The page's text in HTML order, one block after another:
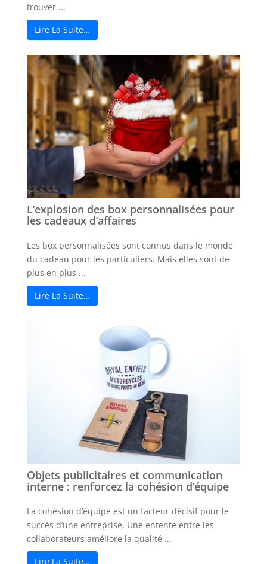
trouver ...
Lire La Suite…
L’explosion des box personnalisées pour
les cadeaux d’affaires
Les box personnalisées sont connus dans le monde
du cadeau pour les particuliers. Mais elles sont de
plus en plus ...
Lire La Suite…
Objets publicitaires et communication
interne : renforcez la cohésion d’équipe
La cohésion d’équipe est un facteur décisif pour le
succès d’une entreprise. Une entente entre les
collaborateurs améliore la qualité ...
Lire La Suite…